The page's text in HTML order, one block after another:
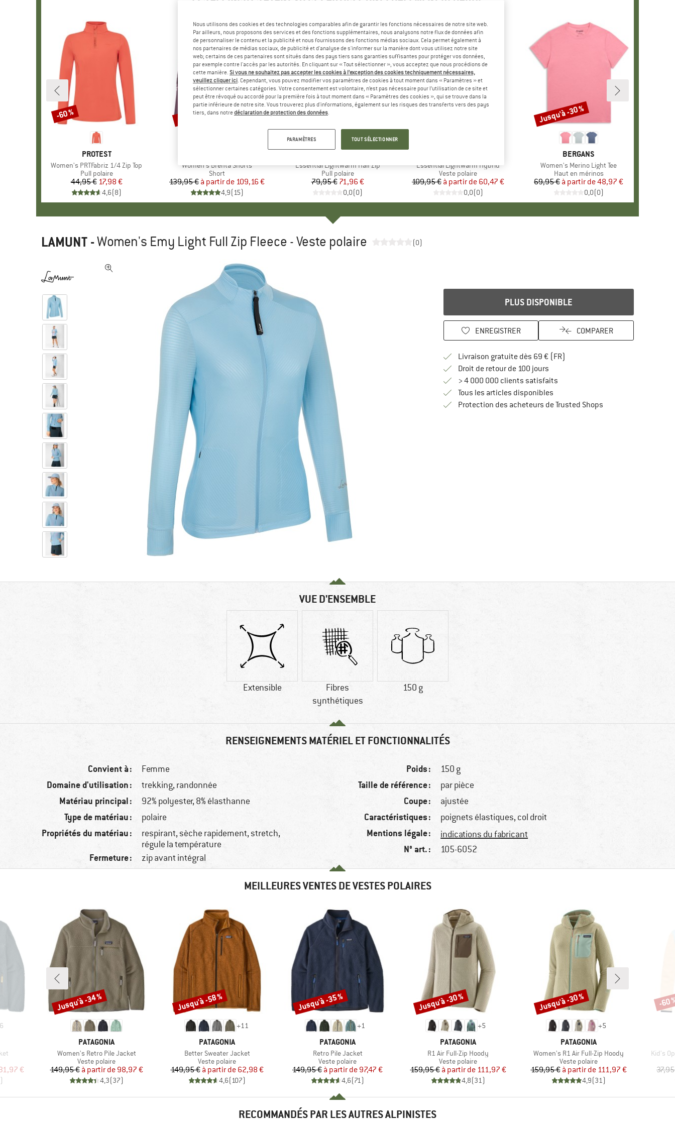
MARQUE
PROTEST
Article
Women's PRTFabriz 1/4 Zip Top
Product group
Pull polaire
Prix
44,95 €Prix réduit
17,98 €
4,6(8)
Remise
-60 %
Article
Women's Brenta Shorts
Product group
Short
Prix
139,95 € Prix réduit
à partir de 109,16 €
4,9(15)
Remise
Jusqu'à -22 %
Article
Essential Lightwarm Half Zip
Product group
Pull polaire
Prix
79,95 €Prix réduit
71,96 €
0,0(0)
Remise
-10 %
Article
Essential Lightwarm Hybrid
Product group
Veste polaire
Prix
109,95 € Prix réduit
à partir de 60,47 €
0,0(0)
Jusqu'à -45 %
MARQUE
BERGANS
Article
Women's Merino Light Tee
Product group
Haut en mérinos
Prix
69,95 € Prix réduit
à partir de48,97 €
0,0(0)
Remise
Jusqu'à -30 %
LAMUNT -Women's Emy Light Full Zip Fleece - Veste polaire (0)
PLUS DISPONIBLE
ENREGISTRER COMPARER
Livraison gratuite dès 69 € (FR)
Droit de retour de 100 joursTrouve les informations de
> 4 000 000 clients satisfaits
Tous les articles disponibles
Protection des acheteurs de Trusted ShopsTrouve toutes les
VUE D'ENSEMBLE
Extensible
Fibres
synthétiques
150 g
RENSEIGNEMENTS MATÉRIEL ET FONCTIONNALITÉS
Convient à : Femme
Domaine d'utilisation : trekking, randonnée
Matériau principal : 92% polyester, 8% élasthanne
Type de matériau : polaire
Propriétés du matériau :
respirant, sèche rapidement, stretch,
régule la température
Fermeture : zip avant intégral
Poids : 150 g
Taille de référence : par pièce
Coupe : ajustée
Caractéristiques : poignets élastiques, col droit
Mentions légale : indications du fabricant
N° art. : 105-6052
MEILLEURES VENTES DE VESTES POLAIRES
6
€
)
MARQUE
PATAGONIA
Article
Women's Retro Pile Jacket
Product group
Veste polaire
Prix
149,95 € Prix réduit
à partir de 98,97 €
4,3(37)
Remise
Jusqu'à -34 %
+11
MARQUE
PATAGONIA
Article
Better Sweater Jacket
Product group
Veste polaire
Prix
149,95 € Prix réduit
à partir de 62,98 €
4,6(107)
Remise
Jusqu'à -58 %
+1
MARQUE
PATAGONIA
Article
Retro Pile Jacket
Product group
Veste polaire
Prix
149,95 € Prix réduit
à partir de 97,47 €
4,6(71)
Remise
Jusqu'à -35 %
+5
MARQUE
PATAGONIA
Article
R1 Air Full-Zip Hoody
Product group
Veste polaire
Prix
159,95 € Prix réduit
à partir de 111,97 €
4,8(31)
Remise
Jusqu'à -30 %
+5
MARQUE
PATAGONIA
Article
Women's R1 Air Full-Zip Hoody
Product group
Veste polaire
Prix
159,95 € Prix réduit
à partir de 111,97 €
4,9(31)
Remise
Jusqu'à -30 %
Article
Kid's
-60
RECOMMANDÉS PAR LES AUTRES ALPINISTES
Nous utilisons des cookies et des technologies comparables afin de garantir les fonctions nécessaires de notre site web.
Par ailleurs, nous proposons des services et des fonctions supplémentaires, nous analysons notre flux de données afin
de personnaliser le contenu et la publicité et nous fournissons des fonctions médias sociaux. Cela permet également à
nos partenaires de médias sociaux, de publicité et d'analyse de s'informer sur la manière dont vous utilisez notre site
web; certains de ces partenaires sont situés dans des pays tiers sans garanties suffisantes pour protéger vos données,
par exemple contre l'accès par les autorités. En cliquant sur « Tout sélectionner », vous acceptez que nous procédions de
cette manière. Si vous ne souhaitez pas accepter les cookies à l’exception des cookies techniquement nécessaires,
veuillez cliquer ici. Cependant, vous pouvez modifier vos paramètres de cookies à tout moment dans « Paramètres » et
sélectionner certaines catégories. Votre consentement est volontaire, n’est pas nécessaire pour l’utilisation de ce site et
peut être révoqué ou accordé pour la première fois à tout moment dans « Paramètres des cookies », qui se trouve dans la
partie inférieure de notre site. Vous trouverez plus d'informations, également sur les risques des transferts vers des pays
tiers, dans notredéclaration de protection des données.
PARAMÈTRES TOUT SÉLECTIONNER